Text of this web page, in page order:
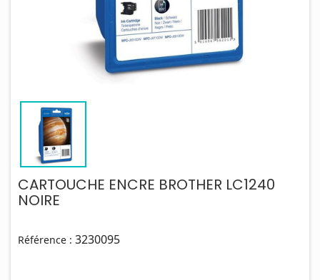
CARTOUCHE ENCRE BROTHER LC1240
NOIRE
Référence : 3230095